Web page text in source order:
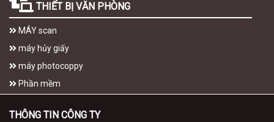
THIẾT BỊ VĂN PHÒNG
MÁY scan
máy hủy giấy
máy photocoppy
Phần mềm
THÔNG TIN CÔNG TY